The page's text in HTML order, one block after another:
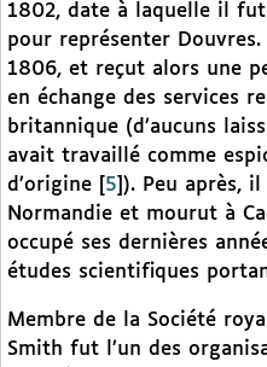
1802, date à laquelle il
pour représenter
1806, et reçut alors une
en échange des services
britannique (d’aucuns
avait travaillé comme
d’origine
5 ). Peu après,
Normandie et mourut à
occupé ses dernières
études scientifiques
Membre de la Société
Smith fut l’un des